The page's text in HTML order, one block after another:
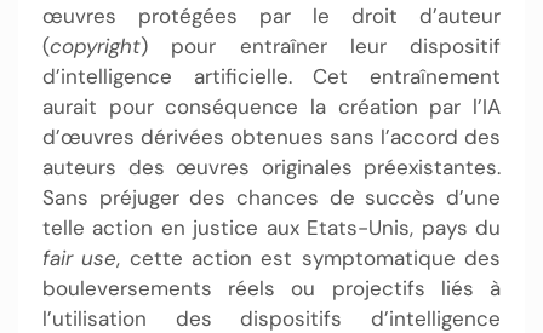
œuvres protégées par le droit d’auteur
(copyright) pour entraîner leur dispositif
d’intelligence artificielle. Cet entraînement
aurait pour conséquence la création par l’IA
d’œuvres dérivées obtenues sans l’accord des
auteurs des œuvres originales préexistantes.
Sans préjuger des chances de succès d’une
telle action en justice aux Etats-Unis, pays du
fair use, cette action est symptomatique des
bouleversements réels ou projectifs liés à
l’utilisation des dispositifs d’intelligence